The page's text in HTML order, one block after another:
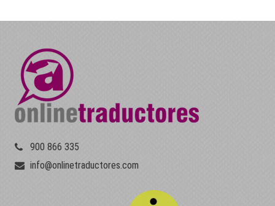
900 866 335
info@onlinetraductores.com